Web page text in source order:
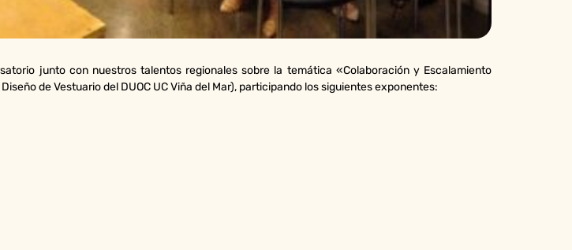
junto con nuestros talentos regionales sobre la temática «Colaboración y Escalamiento
de Vestuario del DUOC UC Viña del Mar), participando los siguientes exponentes: